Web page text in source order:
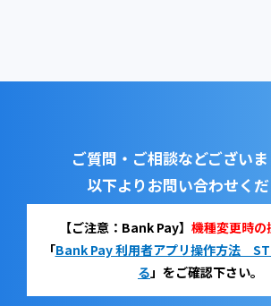
ご質問・ご相談などございま
以下よりお問い合わせくだ
【ご注意：Bank Pay】 機種変更時の
「Bank Pay 利用者アプリ操作方法
る 」をご確認下さい。